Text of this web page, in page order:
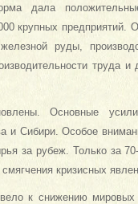
дала
крупных
руды,
труда
Основные
и Сибири. Особое
за рубеж. Только за
кризисных
к снижению